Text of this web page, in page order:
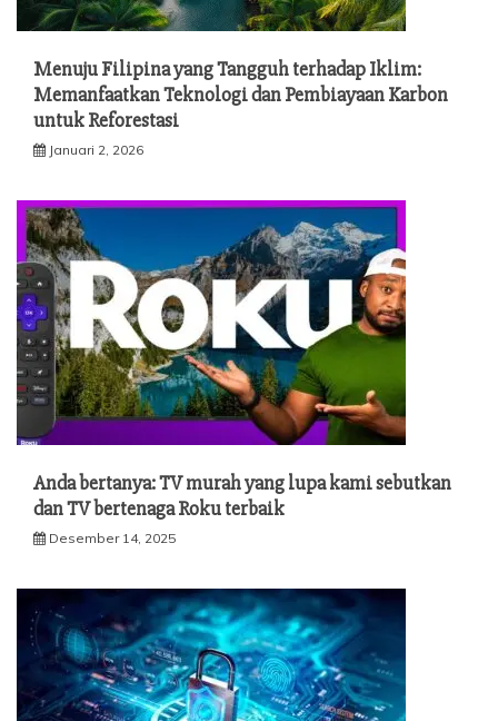
Menuju Filipina yang Tangguh terhadap Iklim:
Memanfaatkan Teknologi dan Pembiayaan Karbon
untuk Reforestasi
Januari 2, 2026
Anda bertanya: TV murah yang lupa kami sebutkan
dan TV bertenaga Roku terbaik
Desember 14, 2025